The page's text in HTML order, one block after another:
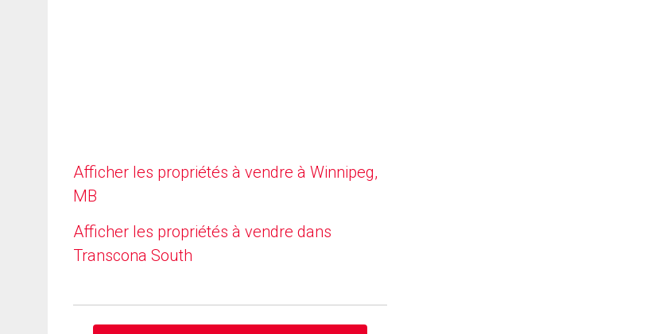
Afficher les propriétés à vendre à Winnipeg,
MB
Afficher les propriétés à vendre dans
Transcona South